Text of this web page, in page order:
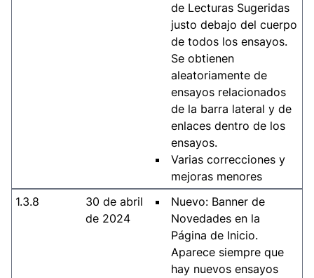
de Lecturas Sugeridas
justo debajo del cuerpo
de todos los ensayos.
Se obtienen
aleatoriamente de
ensayos relacionados
de la barra lateral y de
enlaces dentro de los
ensayos.
Varias correcciones y
mejoras menores
1.3.8
30 de abril
de 2024
Nuevo: Banner de
Novedades en la
Página de Inicio.
Aparece siempre que
hay nuevos ensayos